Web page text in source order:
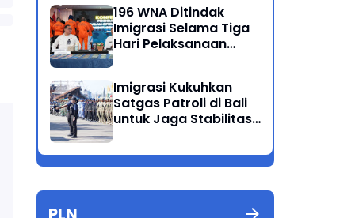
196 WNA Ditindak
Imigrasi Selama Tiga
Hari Pelaksanaan
Imigrasi Kukuhkan
Satgas Patroli di Bali
untuk Jaga Stabilitas
Wilayah